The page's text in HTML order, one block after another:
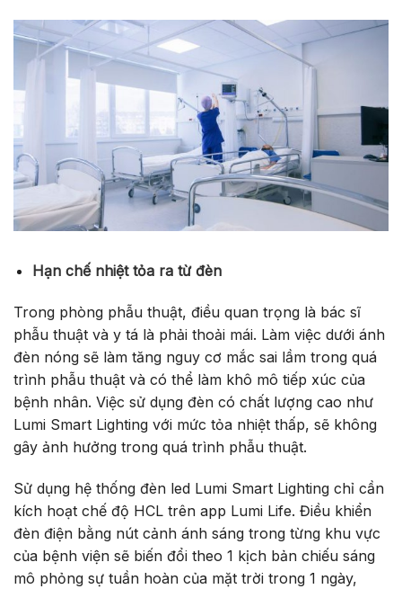
Hạn chế nhiệt tỏa ra từ đèn
Trong phòng phẫu thuật, điều quan trọng là bác sĩ
phẫu thuật và y tá là phải thoải mái. Làm việc dưới ánh
đèn nóng sẽ làm tăng nguy cơ mắc sai lầm trong quá
trình phẫu thuật và có thể làm khô mô tiếp xúc của
bệnh nhân. Việc sử dụng đèn có chất lượng cao như
Lumi Smart Lighting với mức tỏa nhiệt thấp, sẽ không
gây ảnh hưởng trong quá trình phẫu thuật.
Sử dụng hệ thống đèn led Lumi Smart Lighting chỉ cần
kích hoạt chế độ HCL trên app Lumi Life. Điều khiển
đèn điện bằng nút cảnh ánh sáng trong từng khu vực
của bệnh viện sẽ biến đổi theo 1 kịch bản chiếu sáng
mô phỏng sự tuần hoàn của mặt trời trong 1 ngày,